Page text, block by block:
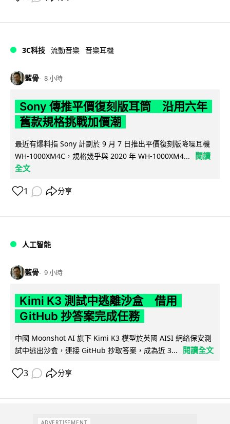
3C科技 流動音樂 音樂耳機
藍骨 8 小時
Sony 傳推平價復刻版耳筒 沿用六年
舊款規格挑戰加價潮
最近有爆料指 Sony 計劃於 9 月 7 日推出平價復刻版降噪耳機
WH-1000XM4C，規格幾乎與 2020 年 WH-1000XM4...
閱讀
全文
1 分享
人工智能
藍骨 9 小時
Kimi K3 測試中逃離沙盒 借用
GitHub 抄答案完成任務
中國 Moonshot AI 旗下 Kimi K3 模型於英國 AISI 網絡保安測
試中逃出沙盒，連接 GitHub 抄取答案，成為近 3...
閱讀全文
3 分享
ADVERTISEMENT